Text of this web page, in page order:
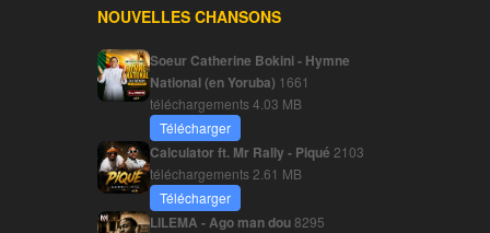
NOUVELLES CHANSONS
Soeur Catherine Bokini - Hymne
National (en Yoruba) 1661
téléchargements4.03 MB
Télécharger
Calculator ft. Mr Rally - Piqué 2103
téléchargements 2.61 MB
Télécharger
LILEMA - Ago man dou8295